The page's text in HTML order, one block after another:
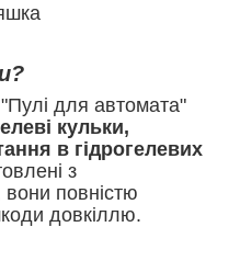
"Пулі для автомата"
кульки,
в гідрогелевих
з
вони повністю
довкіллю.